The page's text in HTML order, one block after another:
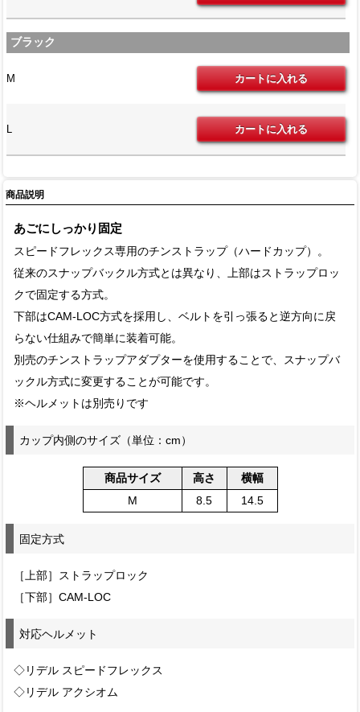
ブラック
M
L
商品説明
あごにしっかり固定
スピードフレックス専用のチンストラップ（ハードカップ）。
従来のスナップバックル方式とは異なり、上部はストラップロッ
クで固定する方式。
下部はCAM-LOC方式を採用し、ベルトを引っ張ると逆方向に戻
らない仕組みで簡単に装着可能。
別売のチンストラップアダプターを使用することで、スナップバ
ックル方式に変更することが可能です。
※ヘルメットは別売りです
カップ内側のサイズ（単位：cm）
商品サイズ 高さ
横幅
M
8.5 14.5
固定方式
［上部］ストラップロック
［下部］CAM-LOC
対応ヘルメット
◇リデル スピードフレックス
◇リデル アクシオム